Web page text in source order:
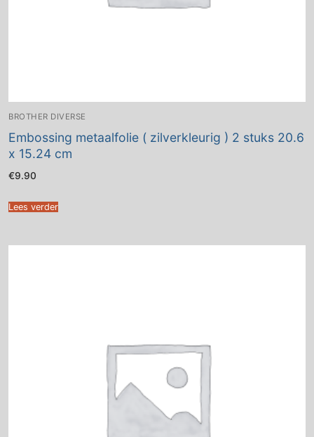
BROTHER DIVERSE
Embossing metaalfolie ( zilverkleurig ) 2 stuks 20.6
x 15.24 cm
€9.90
Lees verder